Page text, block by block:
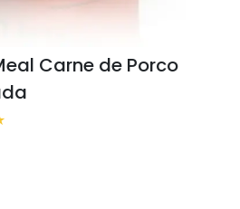
Carne de Porco